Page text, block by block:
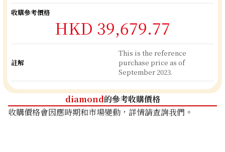
收購參考價格
HKD 39,679.77
註解
This is the reference
purchase price as of
September 2023.
diamond的參考收購價格
收購價格會因應時期和市場變動，詳情請查詢我們。